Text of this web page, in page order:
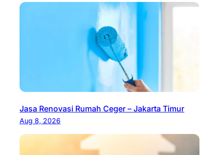
Jasa Renovasi Rumah Ceger – Jakarta Timur
Aug 8, 2026